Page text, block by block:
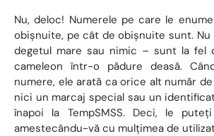
Nu, deloc! Numerele pe care le
obișnuite, pe cât de obișnuite sunt.
degetul mare sau nimic – sunt la fel
cameleon într-o pădure deasă.
numere, ele arată ca orice alt număr
nici un marcaj special sau un
înapoi la TempSMSS. Deci, le
amestecându-vă cu mulțimea de